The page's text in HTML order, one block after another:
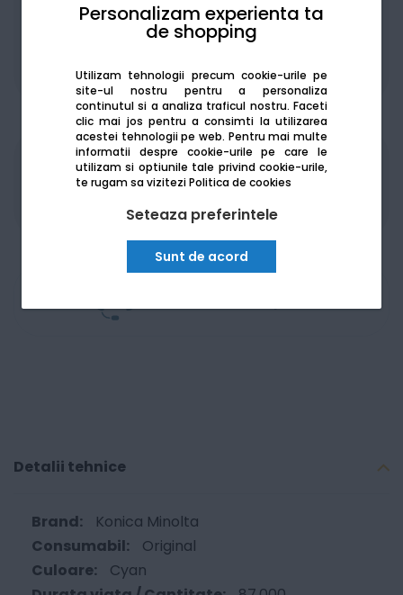
Personalizam experienta ta
de shopping
Utilizam tehnologii precum cookie-urile pe
site-ul nostru pentru a personaliza
continutul si a analiza traficul nostru. Faceti
clic mai jos pentru a consimti la utilizarea
acestei tehnologii pe web. Pentru mai multe
informatii despre cookie-urile pe care le
utilizam si optiunile tale privind cookie-urile,
te rugam sa viziteziPolitica de cookies
Seteaza preferintele
Sunt de acord
De la: 790.90Lei / lună Vezi detalii
Produsele sunt disponibile pe platforma de
achizitii publiceSEAP/SICAP
Detalii tehnice
Konica Minolta
Original
Cyan